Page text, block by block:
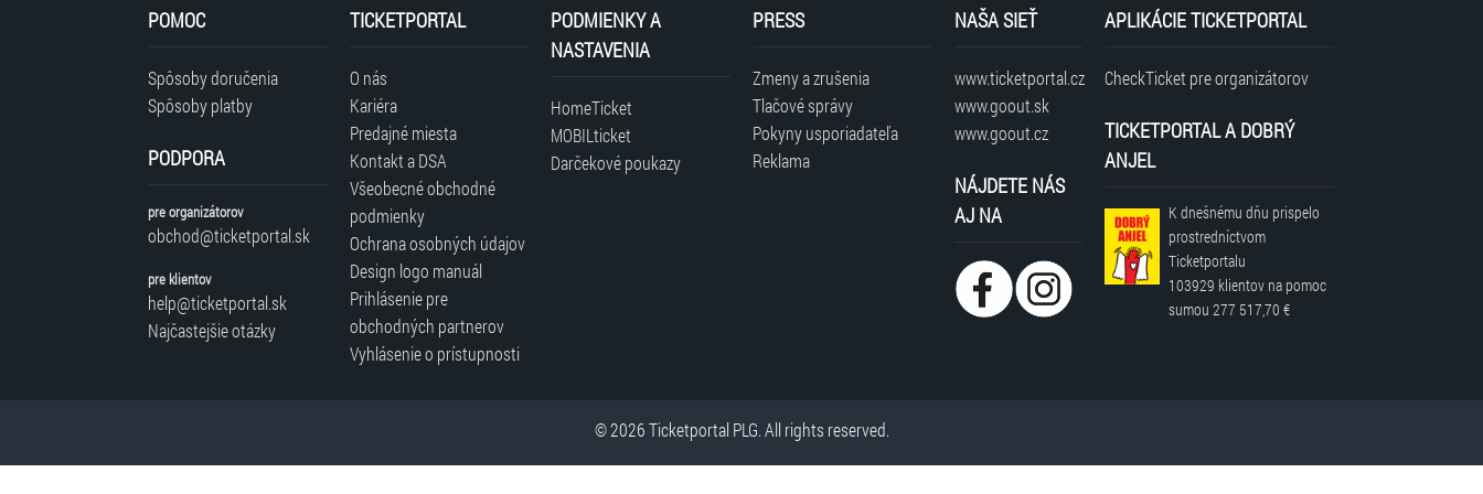
stranami.POMOC
Spôsoby doručenia
Spôsoby platby
PODPORA
pre organizátorov
obchod@ticketportal.sk
pre klientov
help@ticketportal.sk
Najčastejšie otázky
TICKETPORTAL
O nás
Kariéra
Predajné miesta
Kontakt a DSA
Všeobecné obchodné
podmienky
Ochrana osobných údajov
Design logo manuál
Prihlásenie pre
obchodných partnerov
Vyhlásenie o prístupnosti
PODMIENKY A
NASTAVENIA
HomeTicket
MOBILticket
Darčekové poukazy
PRESS
Zmeny a zrušenia
Tlačové správy
Pokyny usporiadateľa
Reklama
NAŠA SIEŤ
www.ticketportal.cz
www.goout.sk
www.goout.cz
NÁJDETE NÁS
AJ NA
APLIKÁCIE TICKETPORTAL
CheckTicket pre organizátorov
TICKETPORTAL A DOBRÝ
ANJEL
K dnešnému dňu prispelo
prostredníctvom
Ticketportalu
103929 klientov na pomoc
sumou277 517,70 €
© 2026 Ticketportal PLG. All rights reserved.